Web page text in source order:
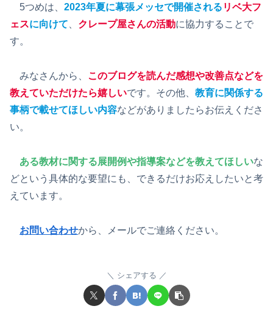
5つめは、 2023年夏に幕張メッセで開催される リベ大フ
ェスに向けて クレープ屋さんの活動に協力することで
す。
みなさんから、 このブログを読んだ感想や改善点などを
教えていただけたら嬉しいです。その他、 教育に関係する
事柄で載せてほしい内容などがありましたらお伝えくださ
い。
ある教材に関する展開例や指導案などを教えてほしいな
どという具体的な要望にも、できるだけお応えしたいと考
えています。
お問い合わせから、メールでご連絡ください。
シェアする